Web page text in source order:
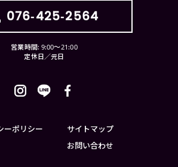
076-425-2564
営業時間: 9:00〜21:00
定休日／元日
ーポリシー
サイトマップ
お問い合わせ